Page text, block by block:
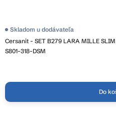
Cersanit - SET B279 LARA MILLE
S801-318-DSM
Skladom u dodávateľa
Do